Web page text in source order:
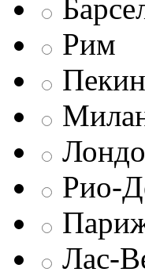
Рим
Пекин
Рио-
Лас-